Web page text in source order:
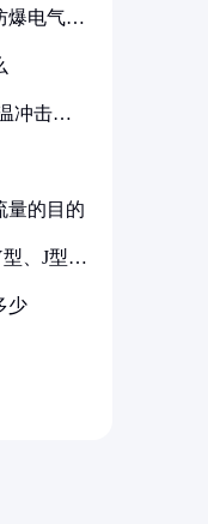
爆电气设
冲击要
量的目的
、J型、
少